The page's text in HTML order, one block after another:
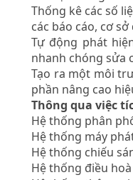
Thống kê các số
các báo cáo, cơ
Tự động phát
nhanh chóng sửa
Tạo ra một môi
phần nâng cao
Thông qua việc
Hệ thống phân
Hệ thống máy
Hệ thống chiếu
Hệ thống điều